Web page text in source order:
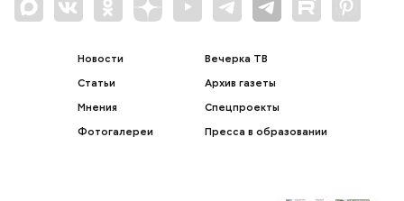
Новости
Статьи
Мнения
Фотогалереи
Вечерка ТВ
Архив газеты
Спецпроекты
Пресса в образовании